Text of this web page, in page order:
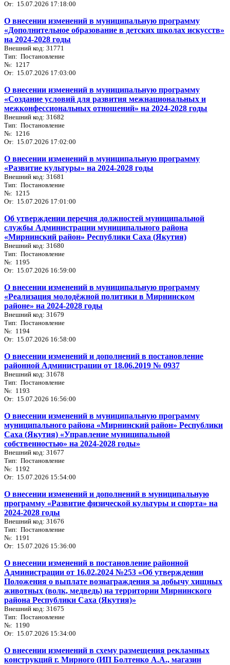
От: 15.07.2026 17:18:00
О внесении изменений в муниципальную программу
«Дополнительное образование в детских школах искусств»
на 2024-2028 годы
Внешний код: 31771
Тип: Постановление
№: 1217
От: 15.07.2026 17:03:00
О внесении изменений в муниципальную программу
«Создание условий для развития межнациональных и
межконфессиональных отношений» на 2024-2028 годы
Внешний код: 31682
Тип: Постановление
№: 1216
От: 15.07.2026 17:02:00
О внесении изменений в муниципальную программу
«Развитие культуры» на 2024-2028 годы
Внешний код: 31681
Тип: Постановление
№: 1215
От: 15.07.2026 17:01:00
Об утверждении перечня должностей муниципальной
службы Администрации муниципального района
«Мирнинский район» Республики Саха (Якутия)
Внешний код: 31680
Тип: Постановление
№: 1195
От: 15.07.2026 16:59:00
О внесении изменений в муниципальную программу
«Реализация молодёжной политики в Мирнинском
районе» на 2024-2028 годы
Внешний код: 31679
Тип: Постановление
№: 1194
От: 15.07.2026 16:58:00
О внесении изменений и дополнений в постановление
районной Администрации от 18.06.2019 № 0937
Внешний код: 31678
Тип: Постановление
№: 1193
От: 15.07.2026 16:56:00
О внесении изменений в муниципальную программу
муниципального района «Мирнинский район» Республики
Саха (Якутия) «Управление муниципальной
собственностью» на 2024-2028 годы»
Внешний код: 31677
Тип: Постановление
№: 1192
От: 15.07.2026 15:54:00
О внесении изменений и дополнений в муниципальную
программу «Развитие физической культуры и спорта» на
2024-2028 годы
Внешний код: 31676
Тип: Постановление
№: 1191
От: 15.07.2026 15:36:00
О внесении изменений в постановление районной
Администрации от 16.02.2024 №253 «Об утверждении
Положения о выплате вознаграждения за добычу хищных
животных (волк, медведь) на территории Мирнинского
района Республики Саха (Якутия)»
Внешний код: 31675
Тип: Постановление
№: 1190
От: 15.07.2026 15:34:00
О внесении изменений в схему размещения рекламных
конструкций г. Мирного (ИП Болтенко А.А., магазин